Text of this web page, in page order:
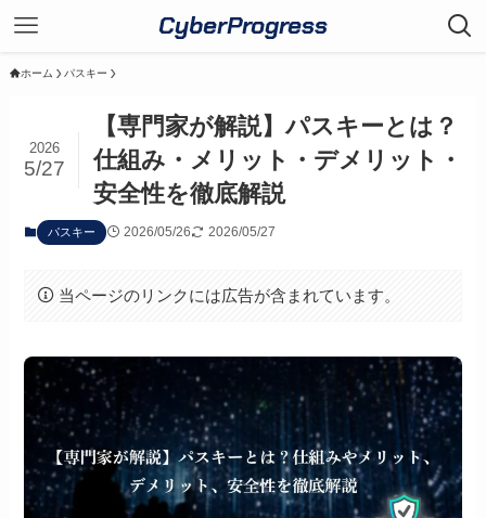
CyberProgress
ホーム パスキー
【専門家が解説】パスキーとは？
仕組み・メリット・デメリット・
安全性を徹底解説
2026
5/27
パスキー 2026/05/26 2026/05/27
当ページのリンクには広告が含まれています。